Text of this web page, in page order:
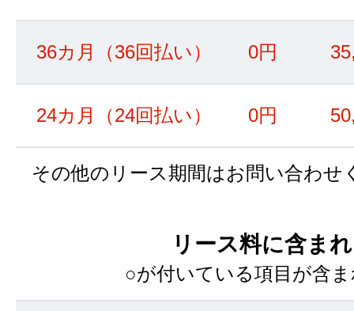
36カ月（36回払い） 0円
24カ月（24回払い） 0円
その他のリース期間はお問い合わせ
リース料に含ま
○が付いている項目が含